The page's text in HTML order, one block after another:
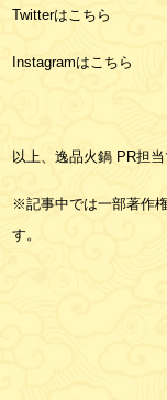
Twitterはこちら
Instagramは こちら
以上、逸品火鍋 PR担当
※記事中では一部著作
す。